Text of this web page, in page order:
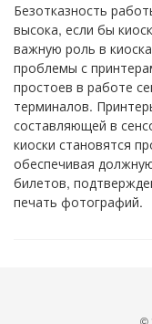
Безотказность
высока, если бы
важную роль в
проблемы с
простоев в работе
терминалов.
составляющей в
киоски становятся
обеспечивая
билетов,
печать фотографий.